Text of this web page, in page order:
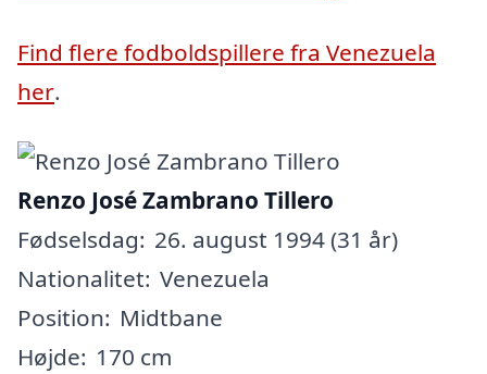
Find flere fodboldspillere fra Venezuela
her.
Renzo José Zambrano Tillero
Fødselsdag: 26. august 1994 (31 år)
Nationalitet: Venezuela
Position: Midtbane
Højde: 170 cm